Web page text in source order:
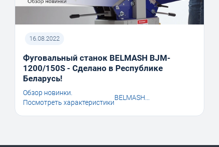
16.08.2022
Фуговальный станок BELMASH BJM-
1200/150S - Сделано в Республике
Беларусь!
Обзор новинки.
Посмотреть характеристики
BELMASH...